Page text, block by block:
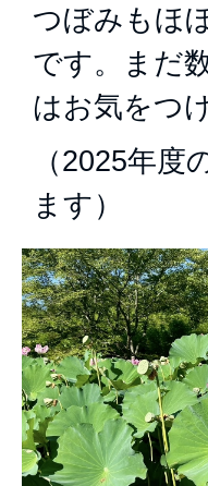
つぼみもほ
です。まだ
はお気をつ
（2025年
ます）